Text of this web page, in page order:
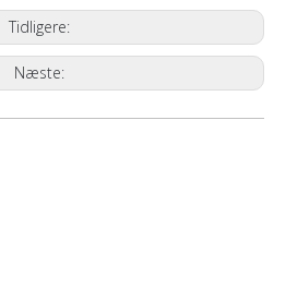
Tidligere:
Næste: